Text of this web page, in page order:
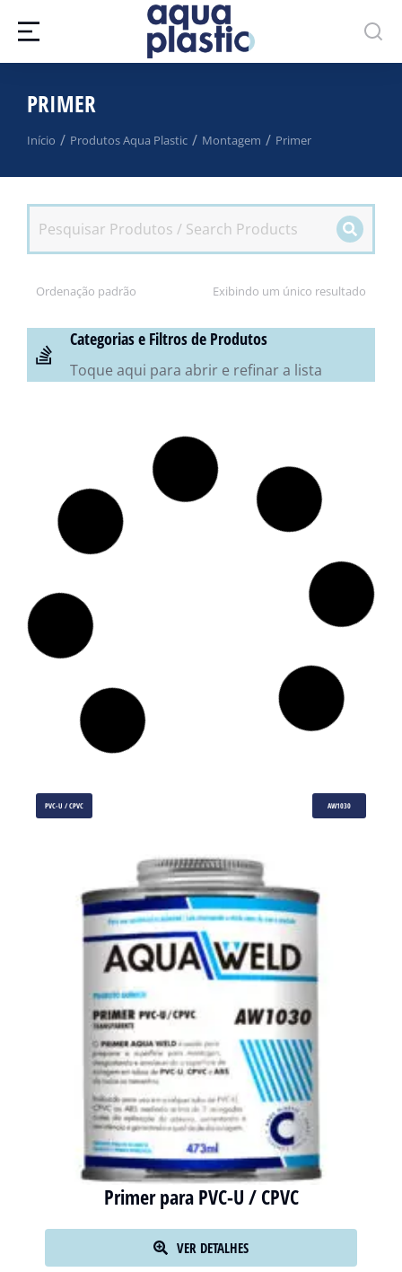
PRIMER
Você está aqui:
Início Produtos Aqua Plastic Montagem Primer
Exibindo um único resultado
Categorias e Filtros de Produtos
Toque aqui para abrir e refinar a lista
PVC-U / CPVC AW1030
Primer para PVC-U / CPVC
VER DETALHES